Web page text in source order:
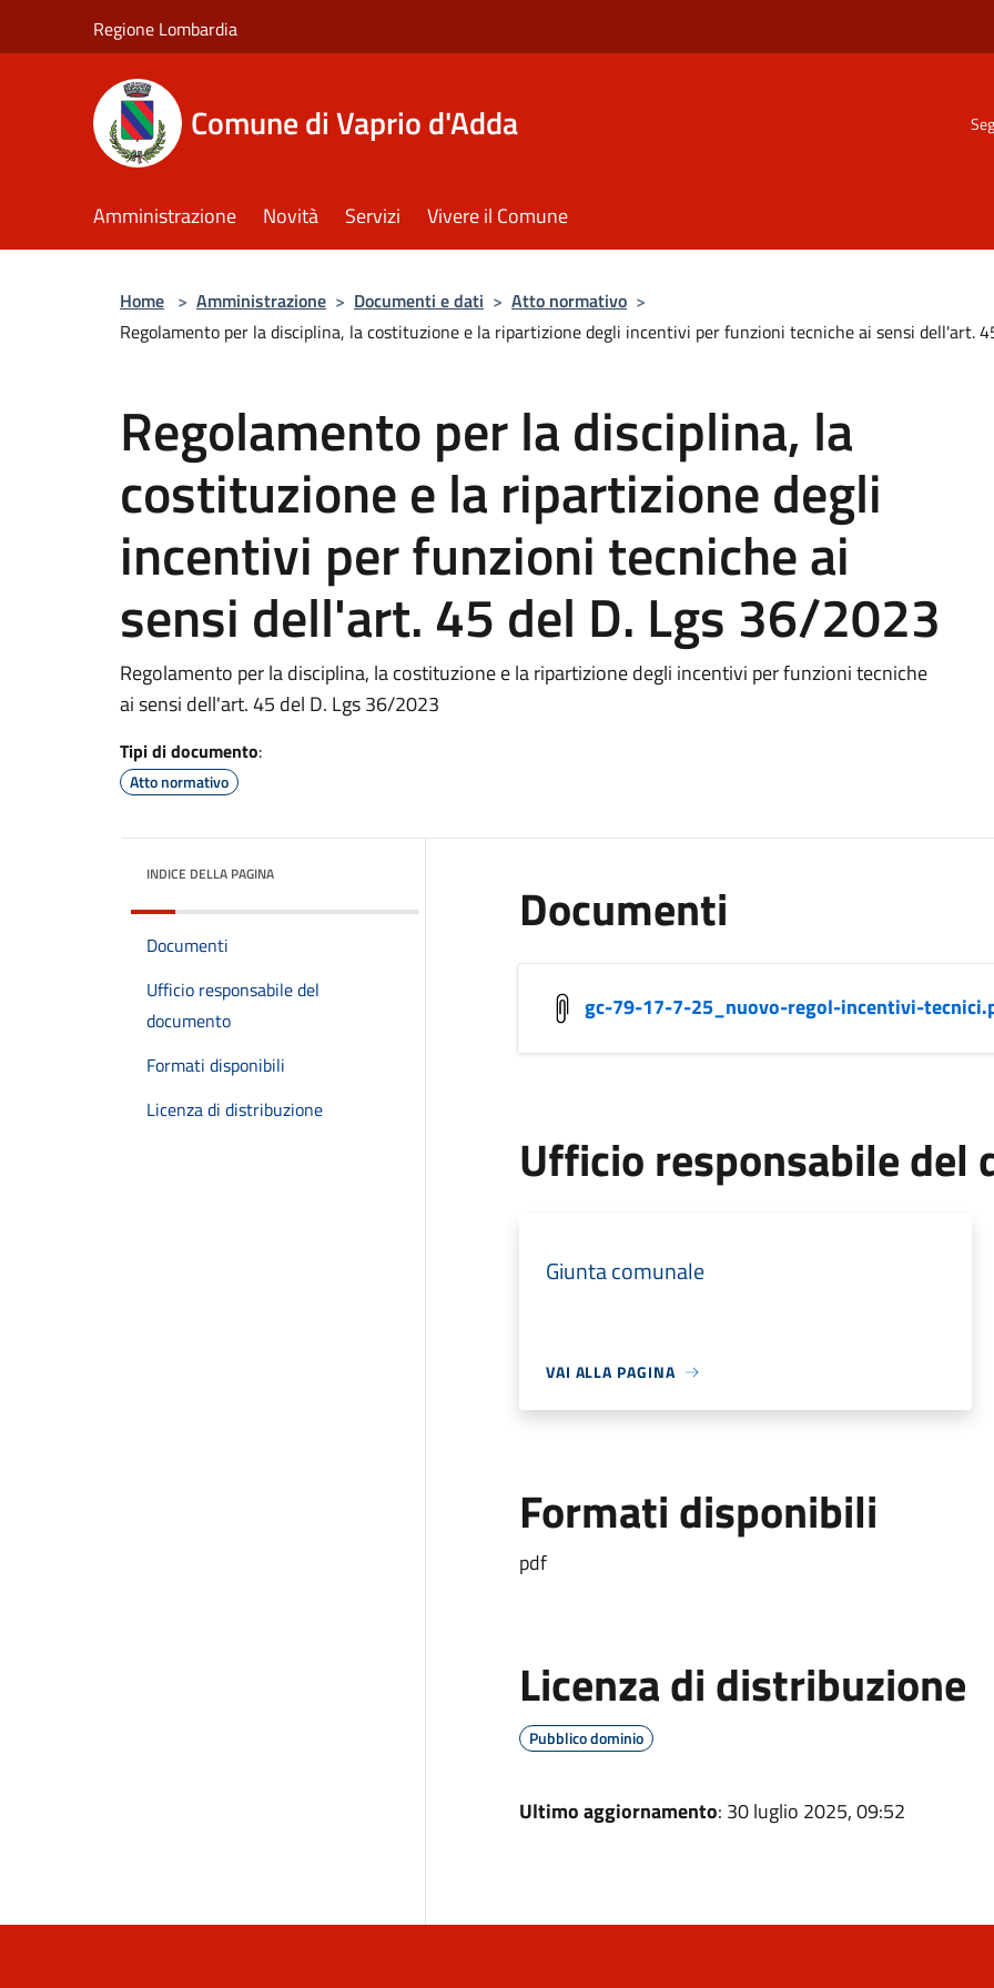
Regione Lombardia
Comune di Vaprio d'Adda
Amministrazione Novità Servizi Vivere il Comune
Home > Amministrazione > Documenti e dati > Atto normativo >
Regolamento per la disciplina, la costituzione e la ripartizione degli incentivi per funzioni tecniche ai sensi dell'art.
Regolamento per la disciplina, la
costituzione e la ripartizione degli
incentivi per funzioni tecniche ai
sensi dell'art. 45 del D. Lgs 36/2023
Regolamento per la disciplina, la costituzione e la ripartizione degli incentivi per funzioni tecniche
ai sensi dell'art. 45 del D. Lgs 36/2023
Tipi di documento:
Atto normativo
INDICE DELLA PAGINA
Documenti
Ufficio responsabile del
documento
Formati disponibili
Licenza di distribuzione
Documenti
gc-79-17-7-25_nuovo-regol-incentivi-
Ufficio responsabile del
Giunta comunale
VAI ALLA PAGINA
Formati disponibili
pdf
Licenza di distribuzione
Pubblico dominio
Ultimo aggiornamento: 30 luglio 2025, 09:52